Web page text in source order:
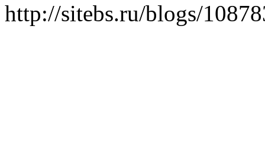
http://sitebs.ru/blogs/